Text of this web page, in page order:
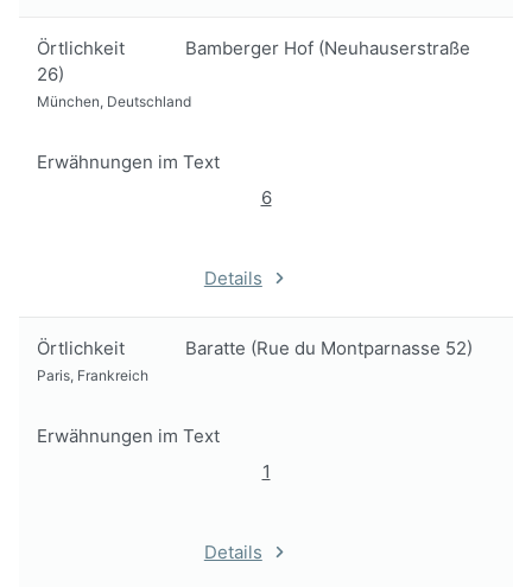
Örtlichkeit
Bamberger Hof (Neuhauserstraße
26)
München, Deutschland
Erwähnungen im Text
6
Details
Örtlichkeit Baratte (Rue du Montparnasse 52)
Paris, Frankreich
Erwähnungen im Text
1
Details